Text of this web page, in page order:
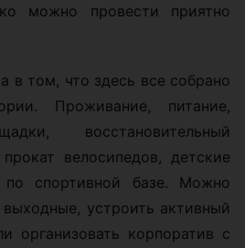
можно провести приятно
в том, что здесь все собрано
Проживание, питание,
восстановительный
велосипедов, детские
спортивной базе. Можно
устроить активный
организовать корпоратив с